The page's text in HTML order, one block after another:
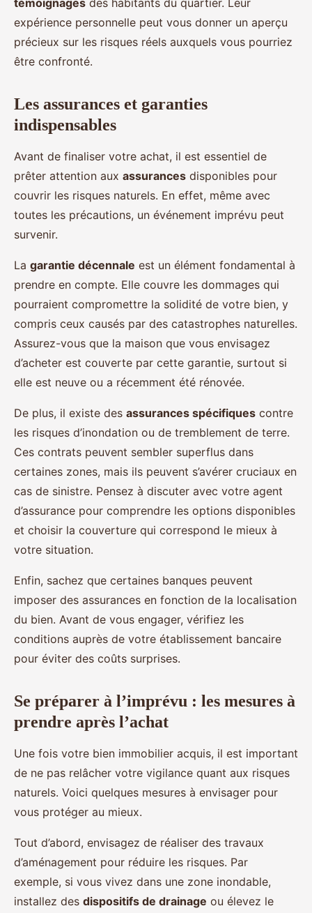
témoignages des habitants du quartier. Leur
expérience personnelle peut vous donner un aperçu
précieux sur les risques réels auxquels vous pourriez
être confronté.
Les assurances et garanties
indispensables
Avant de finaliser votre achat, il est essentiel de
prêter attention aux assurances disponibles pour
couvrir les risques naturels. En effet, même avec
toutes les précautions, un événement imprévu peut
survenir.
La garantie décennale est un élément fondamental à
prendre en compte. Elle couvre les dommages qui
pourraient compromettre la solidité de votre bien, y
compris ceux causés par des catastrophes naturelles.
Assurez-vous que la maison que vous envisagez
d’acheter est couverte par cette garantie, surtout si
elle est neuve ou a récemment été rénovée.
De plus, il existe des assurances spécifiques contre
les risques d’inondation ou de tremblement de terre.
Ces contrats peuvent sembler superflus dans
certaines zones, mais ils peuvent s’avérer cruciaux en
cas de sinistre. Pensez à discuter avec votre agent
d’assurance pour comprendre les options disponibles
et choisir la couverture qui correspond le mieux à
votre situation.
Enfin, sachez que certaines banques peuvent
imposer des assurances en fonction de la localisation
du bien. Avant de vous engager, vérifiez les
conditions auprès de votre établissement bancaire
pour éviter des coûts surprises.
Se préparer à l’imprévu : les mesures à
prendre après l’achat
Une fois votre bien immobilier acquis, il est important
de ne pas relâcher votre vigilance quant aux risques
naturels. Voici quelques mesures à envisager pour
vous protéger au mieux.
Tout d’abord, envisagez de réaliser des travaux
d’aménagement pour réduire les risques. Par
exemple, si vous vivez dans une zone inondable,
installez des dispositifs de drainage ou élevez le